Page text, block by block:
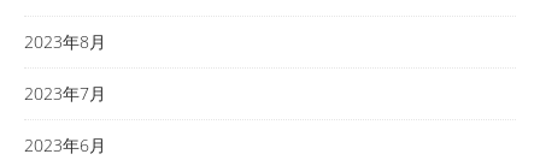
2023年8月
2023年7月
2023年6月